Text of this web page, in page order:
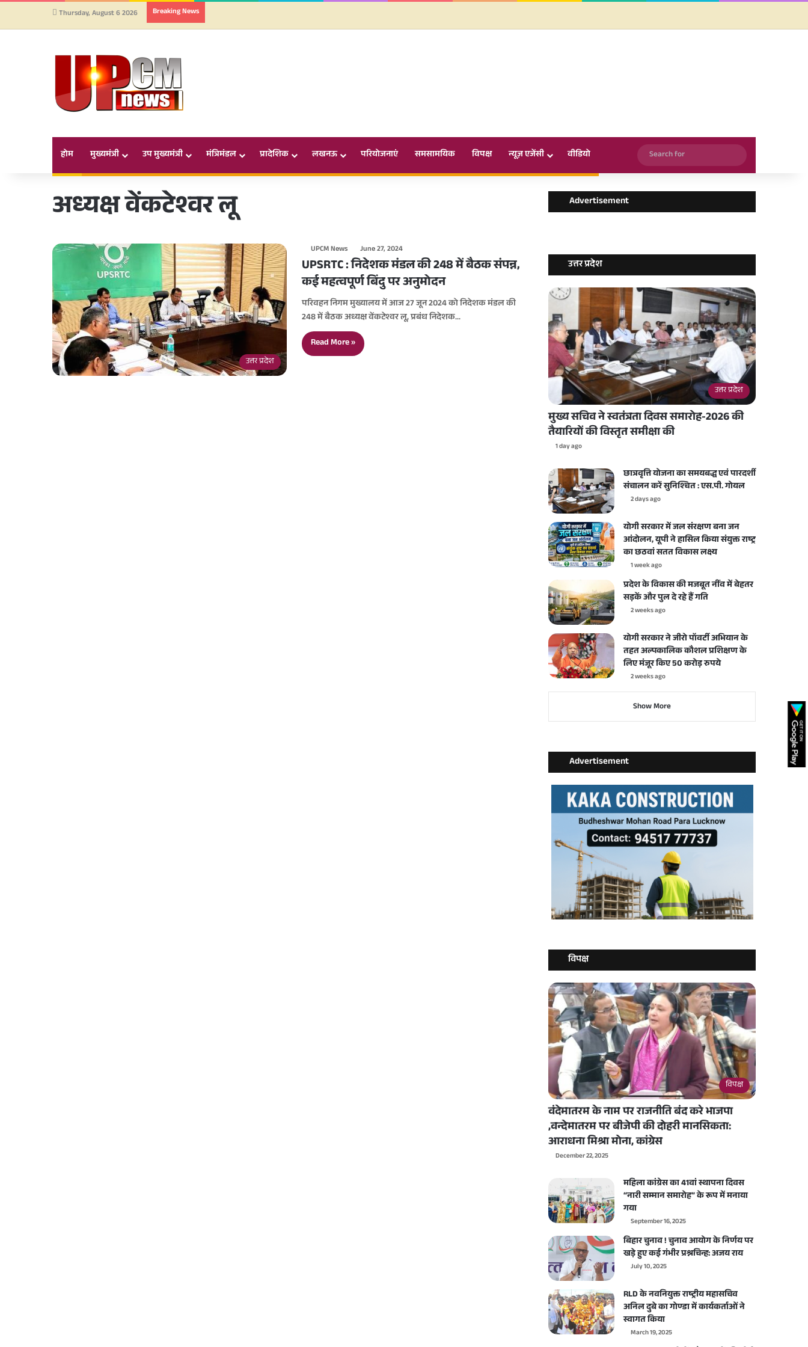
Thursday, August 6 2026 Breaking News
होम मुख्यमंत्री उप मुख्यमंत्री मंत्रिमंडल प्रादेशिक लखनऊ परियोजनाएं समसामयिक विपक्ष न्यूज़ एजेंसी वीडियो
Search
for
अध्यक्ष वेंकटेश्वर लू
उत्तर प्रदेश
UPCM News June 27, 2024
UPSRTC : निदेशक मंडल की 248 में बैठक संपन्न,
कई महत्वपूर्ण बिंदु पर अनुमोदन
परिवहन निगम मुख्यालय में आज 27 जून 2024 को निदेशक मंडल की
248 में बैठक अध्यक्ष वेंकटेश्वर लू, प्रबंध निदेशक…
Read More »
Advertisement
उत्तर प्रदेश
उत्तर प्रदेश
मुख्य सचिव ने स्वतंत्रता दिवस समारोह-2026 की
तैयारियों की विस्तृत समीक्षा की
1 day ago
छात्रवृत्ति योजना का समयबद्ध एवं पारदर्शी
संचालन करें सुनिश्चित : एस.पी. गोयल
2 days ago
योगी सरकार में जल संरक्षण बना जन
आंदोलन, यूपी ने हासिल किया संयुक्त राष्ट्र
का छठवां सतत विकास लक्ष्य
1 week ago
प्रदेश के विकास की मजबूत नींव में बेहतर
सड़कें और पुल दे रहे हैं गति
2 weeks ago
योगी सरकार ने जीरो पॉवर्टी अभियान के
तहत अल्पकालिक कौशल प्रशिक्षण के
लिए मंजूर किए 50 करोड़ रुपये
2 weeks ago
Show More
Advertisement
विपक्ष
विपक्ष
वंदेमातरम के नाम पर राजनीति बंद करे भाजपा
,वन्देमातरम पर बीजेपी की दोहरी मानसिकता:
आराधना मिश्रा मोना, कांग्रेस
December 22, 2025
महिला कांग्रेस का 41वां स्थापना दिवस
“नारी सम्मान समारोह” के रूप में मनाया
गया
September 16, 2025
बिहार चुनाव ! चुनाव आयोग के निर्णय पर
खड़े हुए कई गंभीर प्रश्नचिन्ह: अजय राय
July 10, 2025
RLD के नवनियुक्त राष्ट्रीय महासचिव
अनिल दुबे का गोण्डा में कार्यकर्ताओं ने
स्वागत किया
March 19, 2025